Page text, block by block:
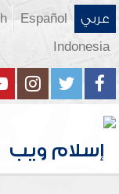
عربي Español
Indonesia